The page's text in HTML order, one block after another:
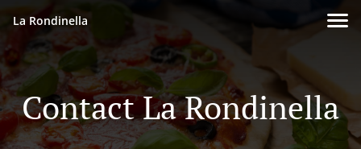
La Rondinella
Contact La Rondinella